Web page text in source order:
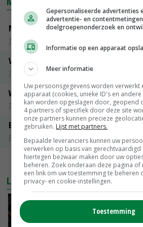
Magere melkpoeder
Zuivel weekprijzen
Volle melkpoeder
Zuivel weekprijzen
Weipoeder
Zuivel weekprijzen
Boeren Gouda 12 kg
Boerenkaas
MEER MARKTPRIJZEN
LAATSTE NIEUWS
Zalmkweker wil
voorbeeld kan dienen
VANDAAG, 06:21
Gepersonaliseerde advertenties
advertentie- en
doelgroepenonderzoek en
Informatie op een apparaat
Meer informatie
Uw persoonsgegevens worden verwerkt
apparaat (cookies, unieke ID's en
kan worden opgeslagen door, geopend
4 partners of specifiek door deze site
onze partners kunnen precieze
gebruiken. Lijst met partners.
Bepaalde leveranciers kunnen uw
verwerken op basis van gerechtvaardigd
hiertegen bezwaar maken door uw
beheren. Zoek onderaan deze pagina of
een link om uw toestemming te beheren
privacy- en cookie-instellingen.
Toestemming